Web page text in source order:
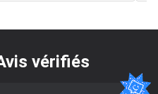
vérifiés